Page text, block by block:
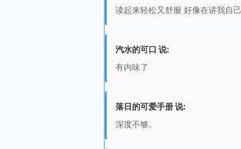
读起来轻松又舒服 好像在讲我自己
汽水的可口 说:
有内味了
落日的可爱手册 说:
深度不够。